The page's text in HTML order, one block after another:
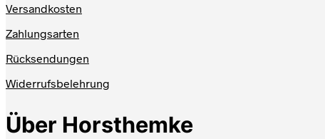
Versandkosten
Zahlungsarten
Rücksendungen
Widerrufsbelehrung
Über Horsthemke